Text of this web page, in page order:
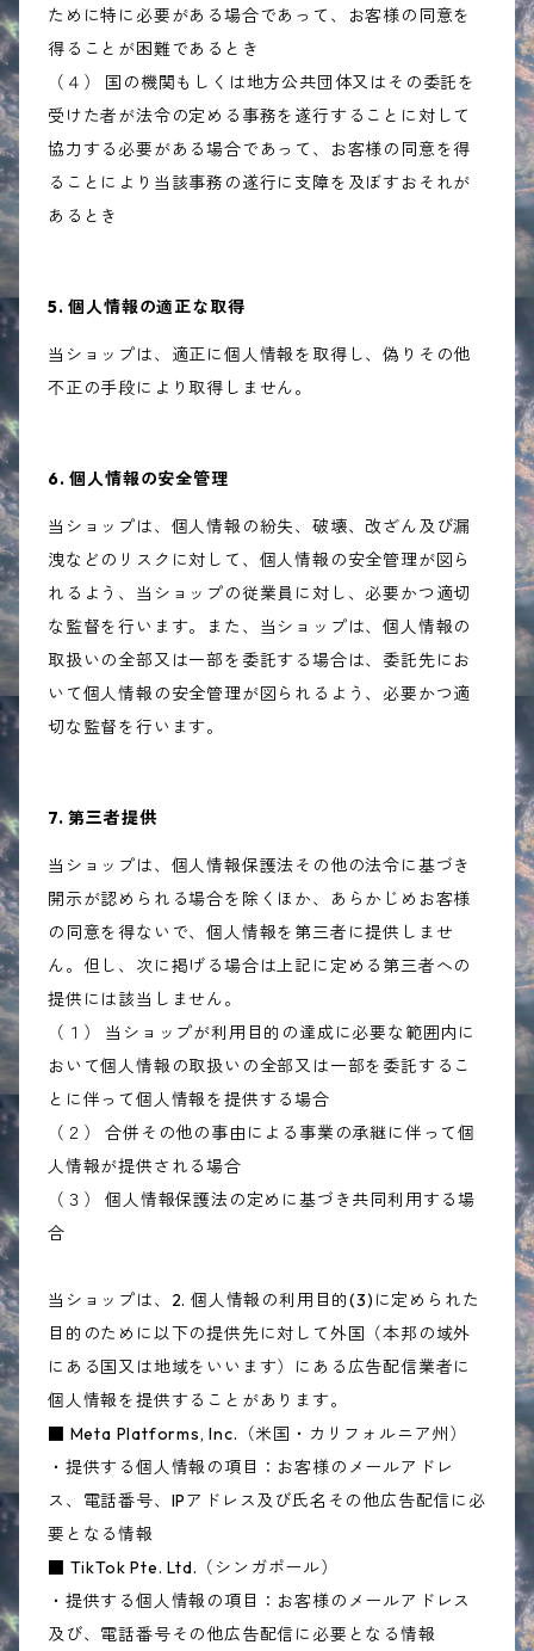
ために特に必要がある場合であって、お客様の同意を
得ることが困難であるとき
（４） 国の機関もしくは地方公共団体又はその委託を
受けた者が法令の定める事務を遂行することに対して
協力する必要がある場合であって、お客様の同意を得
ることにより当該事務の遂行に支障を及ぼすおそれが
あるとき
5. 個人情報の適正な取得
当ショップは、適正に個人情報を取得し、偽りその他
不正の手段により取得しません。
6. 個人情報の安全管理
当ショップは、個人情報の紛失、破壊、改ざん及び漏
洩などのリスクに対して、個人情報の安全管理が図ら
れるよう、当ショップの従業員に対し、必要かつ適切
な監督を行います。また、当ショップは、個人情報の
取扱いの全部又は一部を委託する場合は、委託先にお
いて個人情報の安全管理が図られるよう、必要かつ適
切な監督を行います。
7. 第三者提供
当ショップは、個人情報保護法その他の法令に基づき
開示が認められる場合を除くほか、あらかじめお客様
の同意を得ないで、個人情報を第三者に提供しませ
ん。但し、次に掲げる場合は上記に定める第三者への
提供には該当しません。
（１） 当ショップが利用目的の達成に必要な範囲内に
おいて個人情報の取扱いの全部又は一部を委託するこ
とに伴って個人情報を提供する場合
（２） 合併その他の事由による事業の承継に伴って個
人情報が提供される場合
（３） 個人情報保護法の定めに基づき共同利用する場
合
当ショップは、2. 個人情報の利用目的(3)に定められた
目的のために以下の提供先に対して外国（本邦の域外
にある国又は地域をいいます）にある広告配信業者に
個人情報を提供することがあります。
■ Meta Platforms, Inc.（米国・カリフォルニア州）
・提供する個人情報の項目：お客様のメールアドレ
ス、電話番号、IPアドレス及び氏名その他広告配信に必
要となる情報
■ TikTok Pte. Ltd.（シンガポール）
・提供する個人情報の項目：お客様のメールアドレス
及び、電話番号その他広告配信に必要となる情報